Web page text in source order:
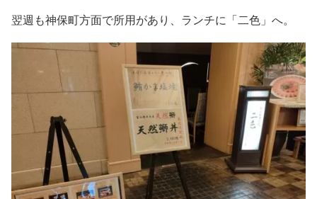
翌週も神保町方面で所用があり、ランチに「二色」へ。